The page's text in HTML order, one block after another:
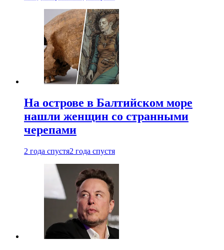
На острове в Балтийском море
нашли женщин со странными
черепами
2 года спустя2 года спустя